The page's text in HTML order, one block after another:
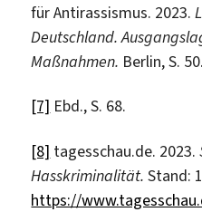
für Antirassismus. 2023.
Deutschland.
Maßnahmen. Berlin, S. 50.
[7] Ebd., S. 68.
[8] tagesschau.de. 2023.
Hasskriminalität. Stand:
https://